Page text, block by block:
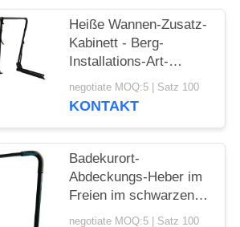
Heiße Wannen-Zusatz-
Kabinett - Berg-
Installations-Art-
Aluminiumabdeckungs-
Heber
negotiate MOQ:5 | Satz 100
KONTAKT
Badekurort-
Abdeckungs-Heber im
Freien im schwarzen
Farbaluminium mit
negotiate MOQ:5 | Satz 100